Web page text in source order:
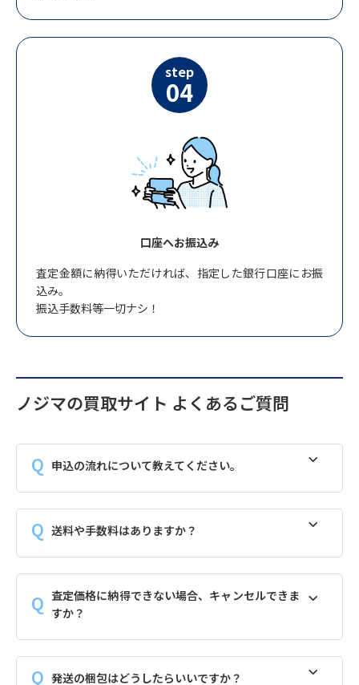
step
04
口座へお振込み
査定金額に納得いただければ、指定した銀行口座にお振
込み。
振込手数料等一切ナシ！
ノジマの買取サイト よくあるご質問
申込の流れについて教えてください。
送料や手数料はありますか？
査定価格に納得できない場合、キャンセルできま
すか？
発送の梱包はどうしたらいいですか？